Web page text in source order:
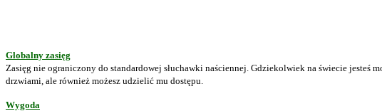
Globalny zasięg
Zasięg nie ograniczony do standardowej słuchawki naściennej. Gdziekolwiek na świecie jesteś
drzwiami, ale również możesz udzielić mu dostępu.
Wygoda